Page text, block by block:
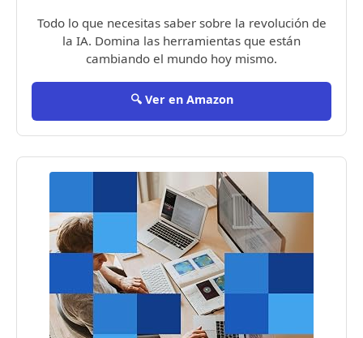
Todo lo que necesitas saber sobre la revolución de
la IA. Domina las herramientas que están
cambiando el mundo hoy mismo.
🔍 Ver en Amazon